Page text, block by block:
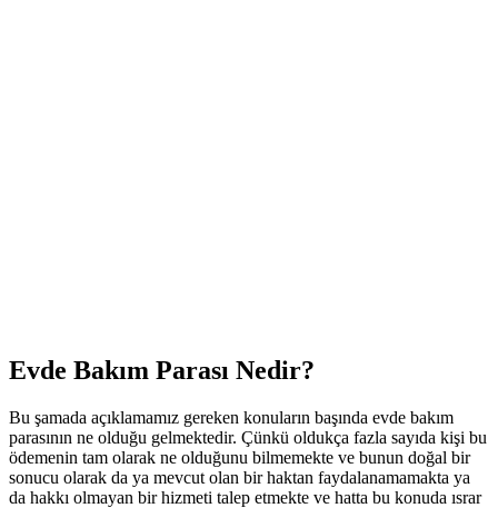
Evde Bakım Parası Nedir?
Bu şamada açıklamamız gereken konuların başında evde bakım
parasının ne olduğu gelmektedir. Çünkü oldukça fazla sayıda kişi bu
ödemenin tam olarak ne olduğunu bilmemekte ve bunun doğal bir
sonucu olarak da ya mevcut olan bir haktan faydalanamamakta ya
da hakkı olmayan bir hizmeti talep etmekte ve hatta bu konuda ısrar